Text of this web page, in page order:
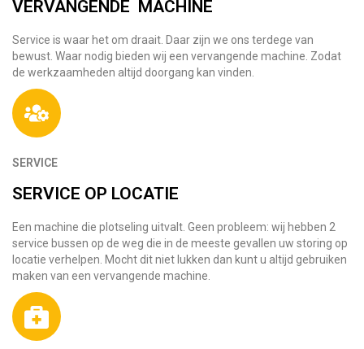
VERVANGENDE MACHINE
Service is waar het om draait. Daar zijn we ons terdege van
bewust. Waar nodig bieden wij een vervangende machine. Zodat
de werkzaamheden altijd doorgang kan vinden.
SERVICE
SERVICE OP LOCATIE
Een machine die plotseling uitvalt. Geen probleem: wij hebben 2
service bussen op de weg die in de meeste gevallen uw storing op
locatie verhelpen. Mocht dit niet lukken dan kunt u altijd gebruiken
maken van een vervangende machine.